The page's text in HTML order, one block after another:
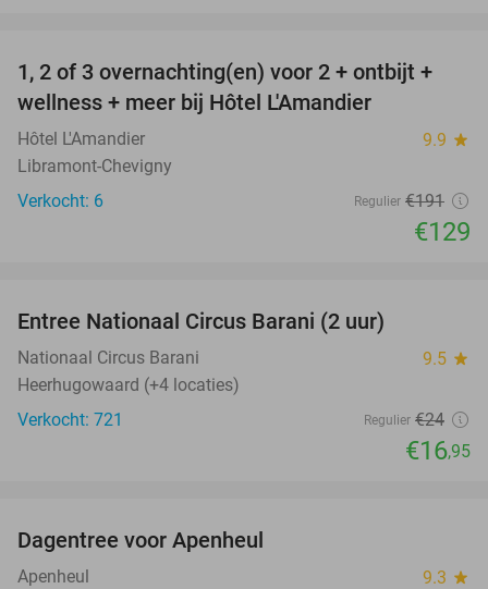
32%
TODAY
1, 2 of 3 overnachting(en) voor 2 + ontbijt +
wellness + meer bij Hôtel L'Amandier
Hôtel L'Amandier 9.9 star
Libramont-Chevigny
Verkocht: 6
Regulier €191
€129
Entree Nationaal Circus Barani (2 uur)
Nationaal Circus Barani 9.5 star
Heerhugowaard (+4 locaties)
Verkocht: 721
Regulier €24
€16,95
Dagentree voor Apenheul
Apenheul 9.3 star